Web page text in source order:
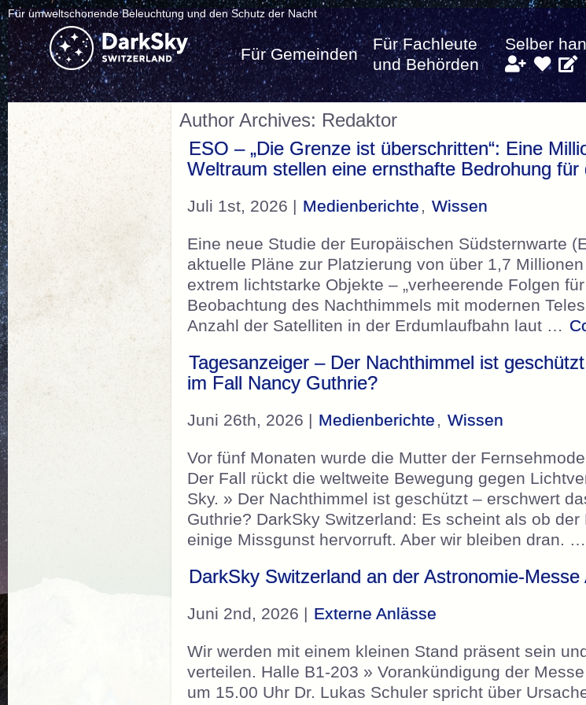
Für umweltschonende Beleuchtung und den Schutz der Nacht
Für Gemeinden
Für Fachleute
und Behörden
Selber
Author Archives: Redaktor
ESO – „Die Grenze ist überschritten“: Eine
Weltraum stellen eine ernsthafte Bedrohung
Juli 1st, 2026 | Medienberichte , Wissen
Eine neue Studie der Europäischen Südsternwarte
aktuelle Pläne zur Platzierung von über 1,7
extrem lichtstarke Objekte – „verheerende Folgen
Beobachtung des Nachthimmels mit modernen
Anzahl der Satelliten in der Erdumlaufbahn laut …
Tagesanzeiger – Der Nachthimmel ist
im Fall Nancy Guthrie?
Juni 26th, 2026 | Medienberichte , Wissen
Vor fünf Monaten wurde die Mutter der
Der Fall rückt die weltweite Bewegung gegen
Sky. » Der Nachthimmel ist geschützt – erschwert
Guthrie? DarkSky Switzerland: Es scheint als ob
einige Missgunst hervorruft. Aber wir bleiben dran. …
DarkSky Switzerland an der Astronomie-
Juni 2nd, 2026 | Externe Anlässe
Wir werden mit einem kleinen Stand präsent sein
verteilen. Halle B1-203 » Vorankündigung der
um 15.00 Uhr Dr. Lukas Schuler spricht über